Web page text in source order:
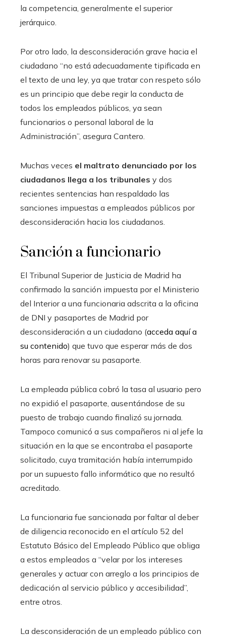
la competencia, generalmente el superior
jerárquico.
Por otro lado, la desconsideración grave hacia el
ciudadano “no está adecuadamente tipificada en
el texto de una ley, ya que tratar con respeto sólo
es un principio que debe regir la conducta de
todos los empleados públicos, ya sean
funcionarios o personal laboral de la
Administración”, asegura Cantero.
Muchas veces el maltrato denunciado por los
ciudadanos llega a los tribunales y dos
recientes sentencias han respaldado las
sanciones impuestas a empleados públicos por
desconsideración hacia los ciudadanos.
Sanción a funcionario
El Tribunal Superior de Justicia de Madrid ha
confirmado la sanción impuesta por el Ministerio
del Interior a una funcionaria adscrita a la oficina
de DNI y pasaportes de Madrid por
desconsideración a un ciudadano (acceda aquí a
su contenido) que tuvo que esperar más de dos
horas para renovar su pasaporte.
La empleada pública cobró la tasa al usuario pero
no expidió el pasaporte, ausentándose de su
puesto de trabajo cuando finalizó su jornada.
Tampoco comunicó a sus compañeros ni al jefe la
situación en la que se encontraba el pasaporte
solicitado, cuya tramitación había interrumpido
por un supuesto fallo informático que no resultó
acreditado.
La funcionaria fue sancionada por faltar al deber
de diligencia reconocido en el artículo 52 del
Estatuto Básico del Empleado Público que obliga
a estos empleados a “velar por los intereses
generales y actuar con arreglo a los principios de
dedicación al servicio público y accesibilidad”,
entre otros.
La desconsideración de un empleado público con